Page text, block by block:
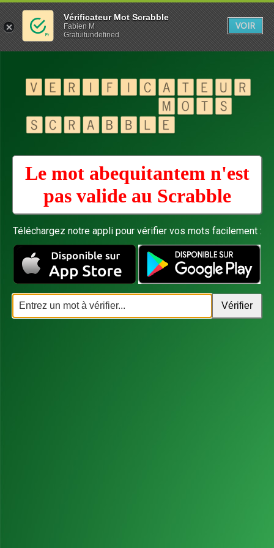
Le mot abequitantem n'est
pas valide au Scrabble
Téléchargez notre appli pour vérifier vos mots facilement :
Vérificateur Mot Scrabble
Fabien M
Gratuitundefined
VOIR